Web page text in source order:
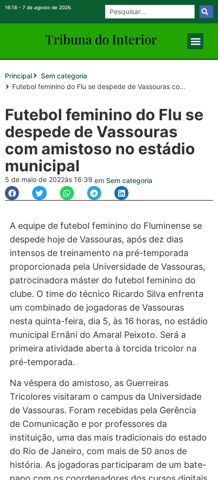
16:18 - 7 de agosto de 2026.
Tribuna do Interior
Principal
Sem categoria
Futebol feminino do Flu se despede de Vassouras co...
Futebol feminino do Flu se
despede de Vassouras
com amistoso no estádio
municipal
5 de maio de 2022às 16:39 em Sem categoria
A equipe de futebol feminino do Fluminense se
despede hoje de Vassouras, após dez dias
intensos de treinamento na pré-temporada
proporcionada pela Universidade de Vassouras,
patrocinadora máster do futebol feminino do
clube. O time do técnico Ricardo Silva enfrenta
um combinado de jogadoras de Vassouras
nesta quinta-feira, dia 5, às 16 horas, no estádio
municipal Ernâni do Amaral Peixoto. Será a
primeira atividade aberta à torcida tricolor na
pré-temporada.
Na véspera do amistoso, as Guerreiras
Tricolores visitaram o campus da Universidade
de Vassouras. Foram recebidas pela Gerência
de Comunicação e por professores da
instituição, uma das mais tradicionais do estado
do Rio de Janeiro, com mais de 50 anos de
história. As jogadoras participaram de um bate-